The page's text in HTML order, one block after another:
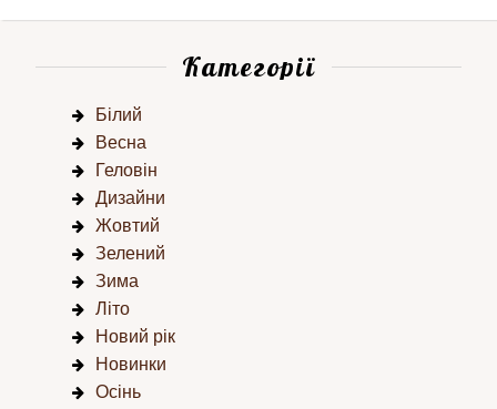
Категорії
Білий
Весна
Геловін
Дизайни
Жовтий
Зелений
Зима
Літо
Новий рік
Новинки
Осінь